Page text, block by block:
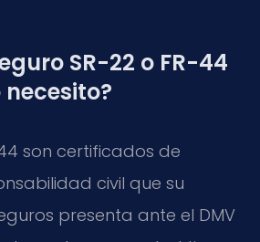
SR-22 o FR-44
44 son certificados de
civil que su
presenta ante el DMV